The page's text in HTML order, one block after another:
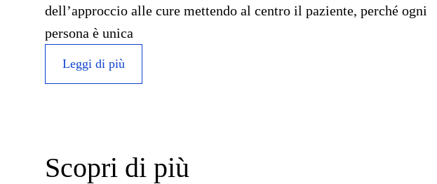
dell’approccio alle cure mettendo al centro il paziente, perché ogni
persona è unica
Leggi di più
Scopri di più